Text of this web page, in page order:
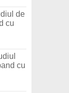
de
cu
cu